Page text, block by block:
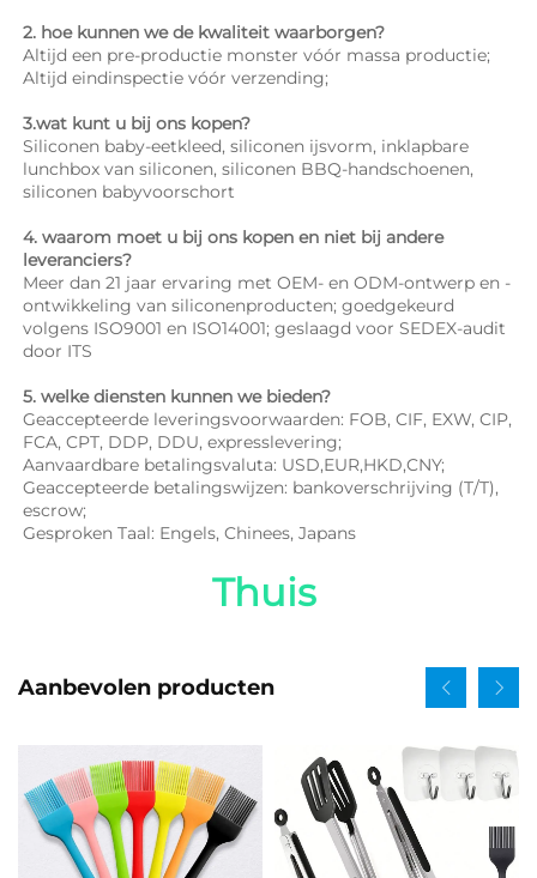
2. hoe kunnen we de kwaliteit waarborgen?
Altijd een pre-productie monster vóór massa productie;
Altijd eindinspectie vóór verzending;
3.wat kunt u bij ons kopen?
Siliconen baby-eetkleed, siliconen ijsvorm, inklapbare
lunchbox van siliconen, siliconen BBQ-handschoenen,
siliconen babyvoorschort
4. waarom moet u bij ons kopen en niet bij andere
leveranciers?
Meer dan 21 jaar ervaring met OEM- en ODM-ontwerp en -
ontwikkeling van siliconenproducten; goedgekeurd
volgens ISO9001 en ISO14001; geslaagd voor SEDEX-audit
door ITS
5. welke diensten kunnen we bieden?
Geaccepteerde leveringsvoorwaarden: FOB, CIF, EXW, CIP,
FCA, CPT, DDP, DDU, expresslevering;
Aanvaardbare betalingsvaluta: USD,EUR,HKD,CNY;
Geaccepteerde betalingswijzen: bankoverschrijving (T/T),
escrow;
Gesproken Taal: Engels, Chinees, Japans
Thuis
Aanbevolen producten